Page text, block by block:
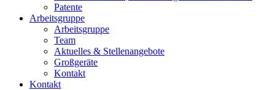
Patente
Arbeitsgruppe
Arbeitsgruppe
Team
Aktuelles & Stellenangebote
Großgeräte
Kontakt
Kontakt